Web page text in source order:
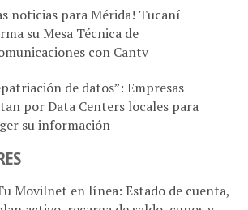
noticias para Mérida! Tucaní
su Mesa Técnica de
con Cantv
de datos”: Empresas
por Data Centers locales para
su información
Movilnet en línea: Estado de cuenta,